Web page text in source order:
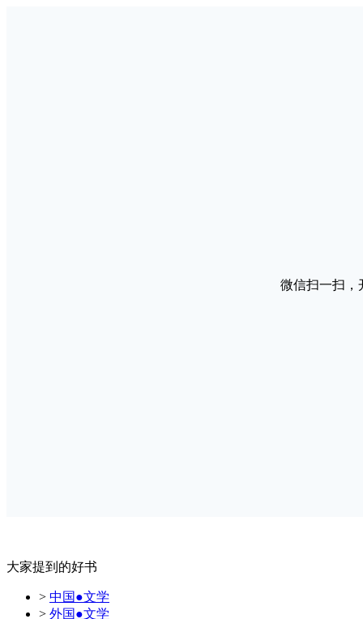
微信扫一扫，
大家提到的好书
> 中国●文学
> 外国●文学